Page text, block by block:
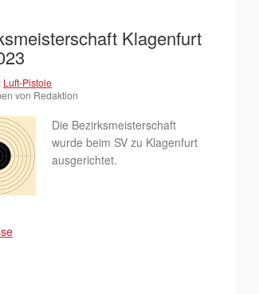
Klagenfurt
Luft-Pistole
von Redaktion
Die Bezirksmeisterschaft
wurde beim SV zu Klagenfurt
ausgerichtet.